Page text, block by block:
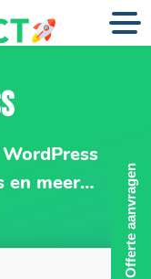
en meer…
Offerte aanvragen